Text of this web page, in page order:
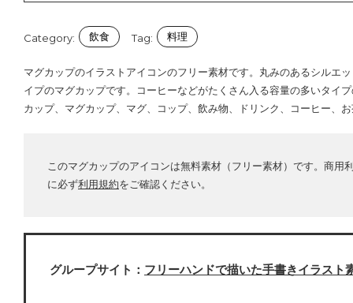
Category: 飲食 Tag: 料理
マグカップのイラストアイコンのフリー素材です。丸みのあるシルエ
イプのマグカップです。コーヒーなどがたくさん入る容量の多いタイプ
カップ、マグカップ、マグ、コップ、飲み物、ドリンク、コーヒー、
このマグカップのアイコンは無料素材（フリー素材）です。商
に必ず利用規約をご確認ください。
グループサイト： フリーハンドで描いた手書きイラスト